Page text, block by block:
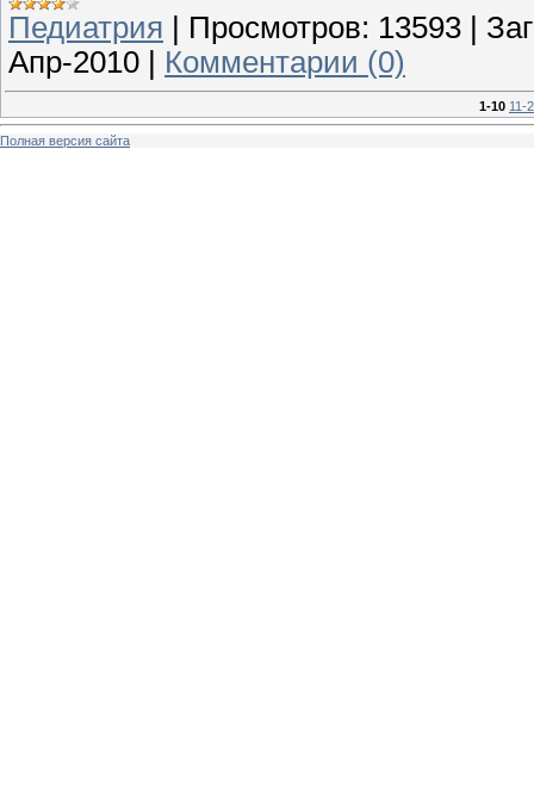
Педиатрия
Просмотров: 13593
Апр-2010
Комментарии (0)
1-10 11-
Полная версия сайта